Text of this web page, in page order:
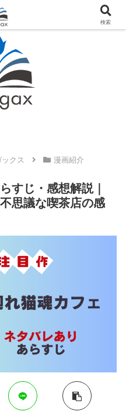
（マンガックス）
漫画紹介
すじ・感想解説｜
思議な喫茶店の感
検索